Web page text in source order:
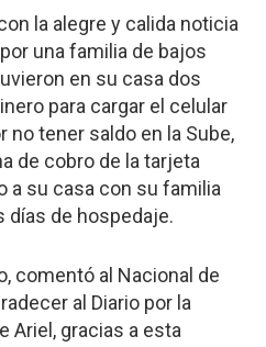
la alegre y calida noticia
una familia de bajos
en su casa dos
para cargar el celular
no tener saldo en la Sube,
de cobro de la tarjeta
a su casa con su familia
días de hospedaje.
comentó al Nacional de
al Diario por la
Ariel, gracias a esta